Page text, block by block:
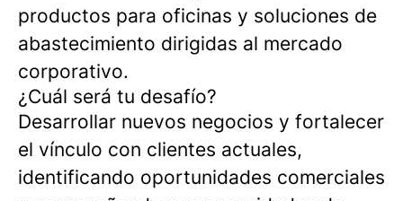
productos para oficinas y soluciones de
abastecimiento dirigidas al mercado
corporativo.
¿Cuál será tu desafío?
Desarrollar nuevos negocios y fortalecer
el vínculo con clientes actuales,
identificando oportunidades comerciales